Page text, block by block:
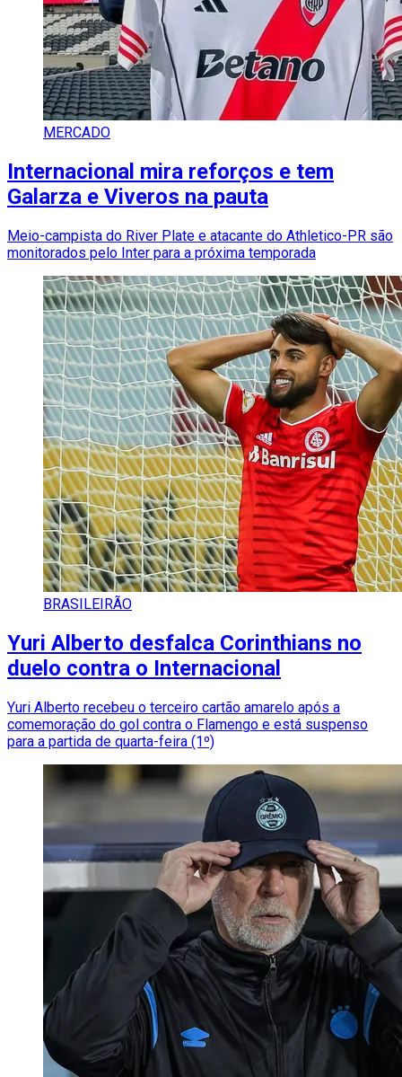
MERCADO
Internacional mira reforços e tem
Galarza e Viveros na pauta
Meio-campista do River Plate e atacante do Athletico-PR são
monitorados pelo Inter para a próxima temporada
BRASILEIRÃO
Yuri Alberto desfalca Corinthians no
duelo contra o Internacional
Yuri Alberto recebeu o terceiro cartão amarelo após a
comemoração do gol contra o Flamengo e está suspenso
para a partida de quarta-feira (1º)